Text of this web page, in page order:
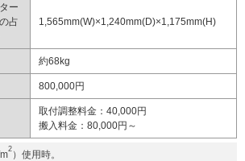
ー
占
1,565mm(W)×1,240mm(D)×1,175mm(H)
約68kg
800,000円
取付調整料金：40,000円
搬入料金：80,000円～
2 ）使用時。